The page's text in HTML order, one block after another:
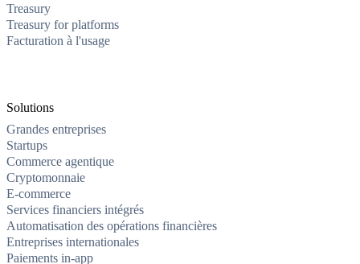
Treasury
Treasury for platforms
Facturation à l'usage
Solutions
Grandes entreprises
Startups
Commerce agentique
Cryptomonnaie
E-commerce
Services financiers intégrés
Automatisation des opérations financières
Entreprises internationales
Paiements in-app